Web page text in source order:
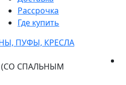
Рассрочка
Где купить
ПУФЫ, КРЕСЛА
СПАЛЬНЫМ